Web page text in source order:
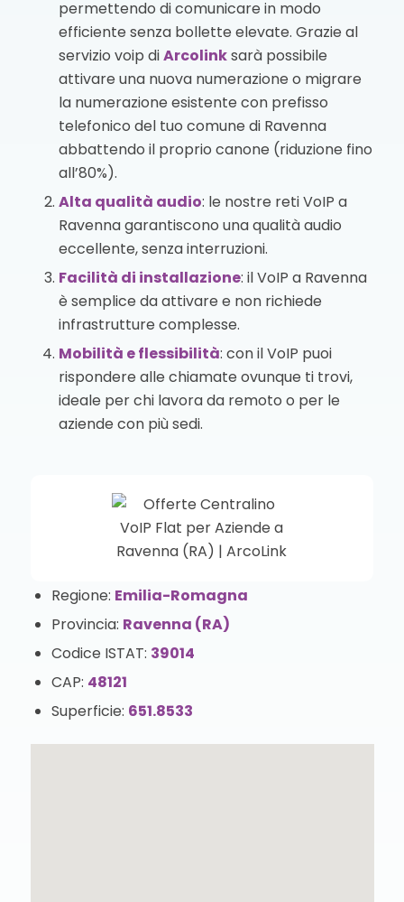
permettendo di comunicare in modo
efficiente senza bollette elevate. Grazie al
servizio voip diArcolinksarà possibile
attivare una nuova numerazione o migrare
la numerazione esistente con prefisso
telefonico del tuo comune di Ravenna
abbattendo il proprio canone (riduzione fino
all’80%).
Alta qualità audio: le nostre reti VoIP a
Ravenna garantiscono una qualità audio
eccellente, senza interruzioni.
Facilità di installazione: il VoIP a Ravenna
è semplice da attivare e non richiede
infrastrutture complesse.
Mobilità e flessibilità: con il VoIP puoi
rispondere alle chiamate ovunque ti trovi,
ideale per chi lavora da remoto o per le
aziende con più sedi.
Regione: Emilia-Romagna
Provincia: Ravenna (RA)
Codice ISTAT: 39014
CAP: 48121
Superficie: 651.8533